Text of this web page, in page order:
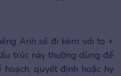
Anh sẽ đi kèm với to +
trúc này thường dùng để
quyết định hoặc hy